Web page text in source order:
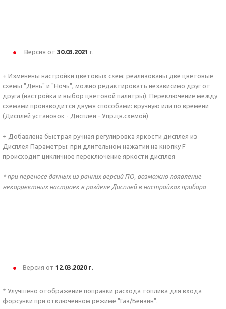
Версия от 30.03.2021 г.
+ Изменены настройки цветовых схем: реализованы две цветовые
схемы "День" и "Ночь", можно редактировать независимо друг от
друга (настройка и выбор цветовой палитры). Переключение между
схемами производится двумя способами: вручную или по времени
(Дисплей установок - Дисплеи - Упр.цв.схемой)
+ Добавлена быстрая ручная регулировка яркости дисплея из
Дисплея Параметры: при длительном нажатии на кнопку F
происходит цикличное переключение яркости дисплея
* при переносе данных из ранних версий ПО, возможно появление
некорректныхнастроек в разделе Дисплей в настройках прибора
Версия от 12.03.2020 г.
* Улучшено отображение поправки расхода топлива для входа
форсунки при отключенном режиме "Газ/Бензин".